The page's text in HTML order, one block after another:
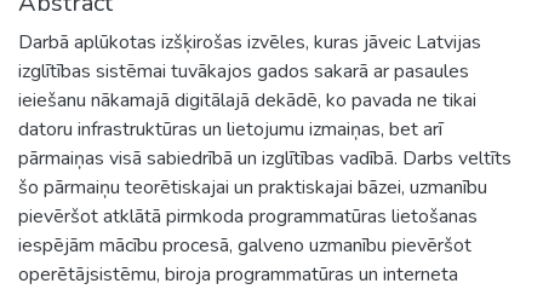
Darbā aplūkotas izšķirošas izvēles, kuras jāveic Latvijas
izglītības sistēmai tuvākajos gados sakarā ar pasaules
ieiešanu nākamajā digitālajā dekādē, ko pavada ne tikai
datoru infrastruktūras un lietojumu izmaiņas, bet arī
pārmaiņas visā sabiedrībā un izglītības vadībā. Darbs veltīts
šo pārmaiņu teorētiskajai un praktiskajai bāzei, uzmanību
pievēršot atklātā pirmkoda programmatūras lietošanas
iespējām mācību procesā, galveno uzmanību pievēršot
operētājsistēmu, biroja programmatūras un interneta